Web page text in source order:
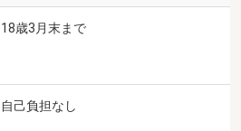
18歳3月末まで
自己負担なし